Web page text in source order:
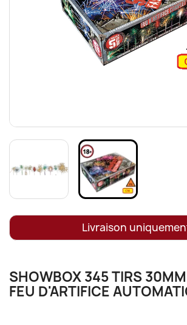
Livraison
SHOWBOX 345 TIRS
FEU D'ARTIFICE